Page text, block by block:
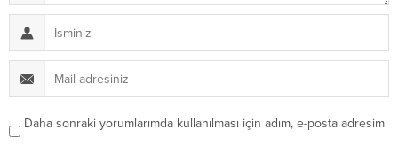
Daha sonraki yorumlarımda kullanılması için adım, e-posta adresim